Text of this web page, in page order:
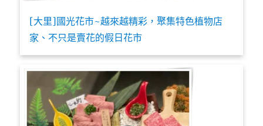
[大里]國光花市~越來越精彩，聚集特色植物店
家、不只是賣花的假日花市